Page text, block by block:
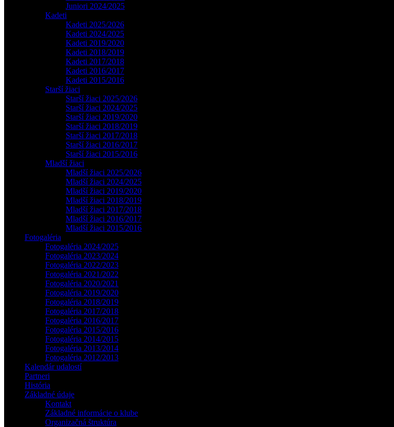
Juniori 2024/2025
Kadeti
Kadeti 2025/2026
Kadeti 2024/2025
Kadeti 2019/2020
Kadeti 2018/2019
Kadeti 2017/2018
Kadeti 2016/2017
Kadeti 2015/2016
Starší žiaci
Starší žiaci 2025/2026
Starší žiaci 2024/2025
Starší žiaci 2019/2020
Starší žiaci 2018/2019
Starší žiaci 2017/2018
Starší žiaci 2016/2017
Starší žiaci 2015/2016
Mladší žiaci
Mladší žiaci 2025/2026
Mladší žiaci 2024/2025
Mladší žiaci 2019/2020
Mladší žiaci 2018/2019
Mladší žiaci 2017/2018
Mladší žiaci 2016/2017
Mladší žiaci 2015/2016
Fotogaléria
Fotogaléria 2024/2025
Fotogaléria 2023/2024
Fotogaléria 2022/2023
Fotogaléria 2021/2022
Fotogaléria 2020/2021
Fotogaléria 2019/2020
Fotogaléria 2018/2019
Fotogaléria 2017/2018
Fotogaléria 2016/2017
Fotogaléria 2015/2016
Fotogaléria 2014/2015
Fotogaléria 2013/2014
Fotogaléria 2012/2013
Kalendár udalostí
Partneri
História
Základné údaje
Kontakt
Základné informácie o klube
Organizačná štruktúra